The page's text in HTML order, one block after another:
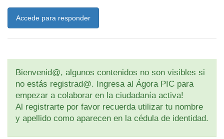
Accede para responder
Bienvenid@, algunos contenidos no son visibles si
no estás registrad@. Ingresa al Ágora PIC para
empezar a colaborar en la ciudadanía activa!
Al registrarte por favor recuerda utilizar tu nombre
y apellido como aparecen en la cédula de identidad.